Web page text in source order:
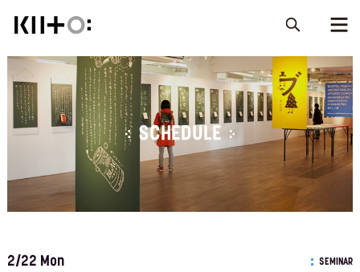
SCHEDULE
2/22 Mon SEMINAR